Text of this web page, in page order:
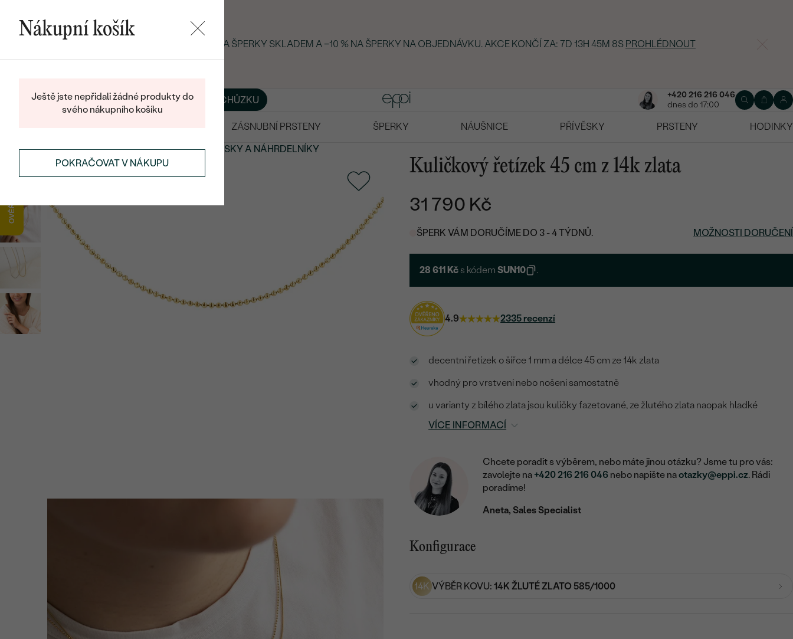
LETNÍ BLACK FRIDAY: −25 % NA ŠPERKY SKLADEM A −10 % NA ŠPERKY NA OBJEDNÁVKU. AKCE KONČÍ ZA:7D 13H 45M 7S PROHLÉDNOUT
BLOGŠPERKY NA MÍRU DOMLUVIT SI SCHŮZKU
+420 216 216 046
dnes do 17:00
ZÁSNUBNÍ PRSTENY ŠPERKY NÁUŠNICE PŘÍVĚSKY PRSTENY
HODINKY
PŘÍVĚSKY A NÁHRDELNÍKYMINIMALISTICKÉPŘÍVĚSKY A NÁHRDELNÍKY
Kuličkový řetízek 45 cm z 14k zlata
31 790 Kč
ŠPERK VÁM DORUČÍME DO 3 - 4 TÝDNŮ. MOŽNOSTI DORUČENÍ
28 611 Kč s kódemSUN10 .
4.9 2335 recenzí
decentní řetízek o šířce 1 mm a délce 45 cm ze 14k zlata
vhodný pro vrstvení nebo nošení samostatně
u varianty z bílého zlata jsou kuličky fazetované, ze žlutého zlata naopak hladké
VÍCE INFORMACÍ
Chcete poradit s výběrem, nebo máte jinou otázku? Jsme tu pro vás:
zavolejte na +420 216 216 046 nebo napište naotazky@eppi.cz. Rádi
poradíme!
Aneta, Sales Specialist
Konfigurace
14K VÝBĚR KOVU: 14K ŽLUTÉ ZLATO 585/1000
Nákupní košík
Ještě jste nepřidali žádné produkty do
svého nákupního košíku
POKRAČOVAT V NÁKUPU